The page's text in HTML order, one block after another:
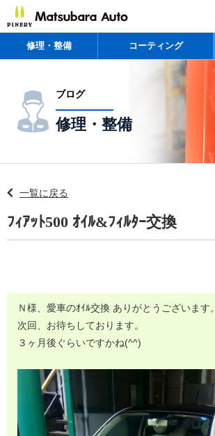
修理・整備 コーティング
ブログ
修理・整備
一覧に戻る
ﾌｨｱｯﾄ500 ｵｲﾙ&ﾌｨﾙﾀｰ交換
Ｎ様、愛車のｵｲﾙ交換 ありがとうございます。
次回、お待ちしております。
３ヶ月後ぐらいですかね(^^)